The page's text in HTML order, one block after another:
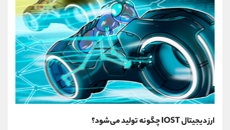
ارز دیجیتال IOST چگونه تولید می‌شود؟